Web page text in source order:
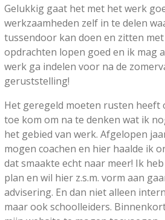
Gelukkig gaat het met het werk
werkzaamheden zelf in te delen
tussendoor kan doen en zitten
opdrachten lopen goed en ik mag
werk ga indelen voor na de
geruststelling!
Het geregeld moeten rusten heeft
toe kom om na te denken wat ik
het gebied van werk. Afgelopen
mogen coachen en hier haalde ik
dat smaakte echt naar meer! Ik
plan en wil hier z.s.m. vorm aan
advisering. En dan niet alleen
maar ook schoolleiders.